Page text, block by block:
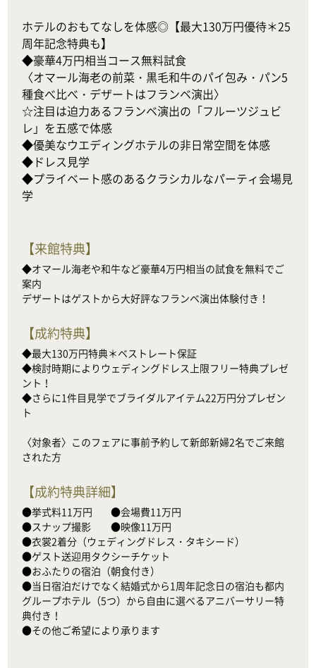
ホテルのおもてなしを体感◎【最大130万円優待＊25
周年記念特典も】
◆豪華4万円相当コース無料試食
〈オマール海老の前菜・黒毛和牛のパイ包み・パン5
種食べ比べ・デザートはフランベ演出〉
☆注目は迫力あるフランベ演出の「フルーツジュビ
レ」を五感で体感
◆優美なウエディングホテルの非日常空間を体感
◆ドレス見学
◆プライベート感のあるクラシカルなパーティ会場見
学
【来館特典】
◆オマール海老や和牛など豪華4万円相当の試食を無料でご
案内
デザートはゲストから大好評なフランベ演出体験付き！
【成約特典】
◆最大130万円特典＊ベストレート保証
◆検討時期によりウェディングドレス上限フリー特典プレゼ
ント！
◆さらに1件目見学でブライダルアイテム22万円分プレゼン
ト
〈対象者〉このフェアに事前予約して新郎新婦2名でご来館
された方
【成約特典詳細】
●挙式料11万円　    ●会場費11万円
●スナップ撮影　　●映像11万円
●衣裳2着分（ウェディングドレス・タキシード）
●ゲスト送迎用タクシーチケット
●おふたりの宿泊（朝食付き）
●当日宿泊だけでなく結婚式から1周年記念日の宿泊も都内
グループホテル（5つ）から自由に選べるアニバーサリー特
典付き！
●その他ご希望により承ります